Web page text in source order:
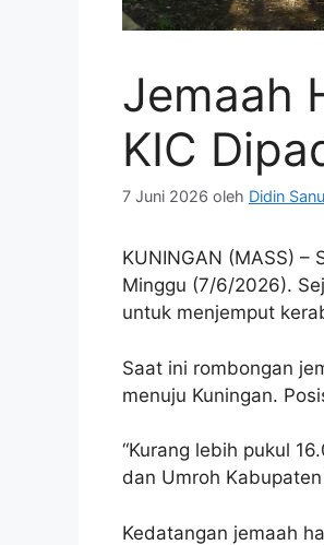
Jemaah
KIC
7 Juni 2026 oleh Didin
KUNINGAN (MASS) –
Minggu (7/6/2026).
untuk menjemput
Saat ini rombongan
menuju Kuningan.
“Kurang lebih pukul
dan Umroh
Kedatangan jemaah